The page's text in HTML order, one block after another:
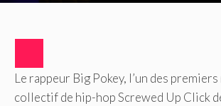
Le rappeur Big Pokey, l’un des
collectif de hip-hop Screwed Up Click